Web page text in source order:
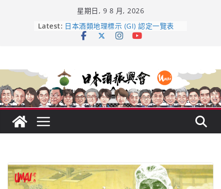
星期日, 9 8 月, 2026
Latest:
龜之井酒造：口說上手 – 山形純米大
吟釀的堅持與傳承 ～ くどき上手
日本酒類地理標示 (GI) 認定一覽表
響 𝟭𝟮 年 復活了!
【酒業商戰】130年老酒藏殺入股票
市場！梅乃宿上市背後的密碼